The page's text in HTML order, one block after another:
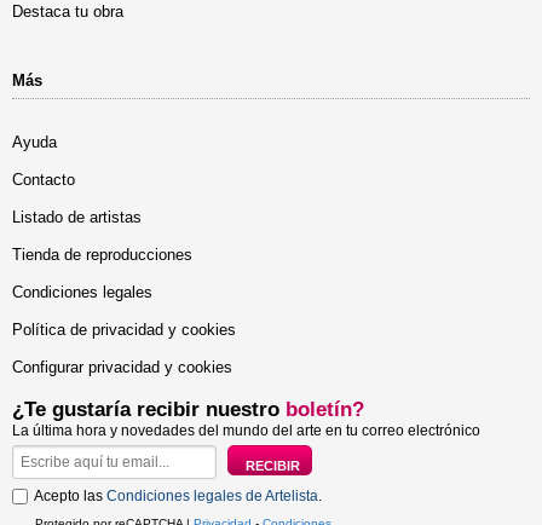
Destaca tu obra
Más
Ayuda
Contacto
Listado de artistas
Tienda de reproducciones
Condiciones legales
Política de privacidad y cookies
Configurar privacidad y cookies
¿Te gustaría recibir nuestro boletín?
La última hora y novedades del mundo del arte en tu correo electrónico
Acepto las Condiciones legales de Artelista